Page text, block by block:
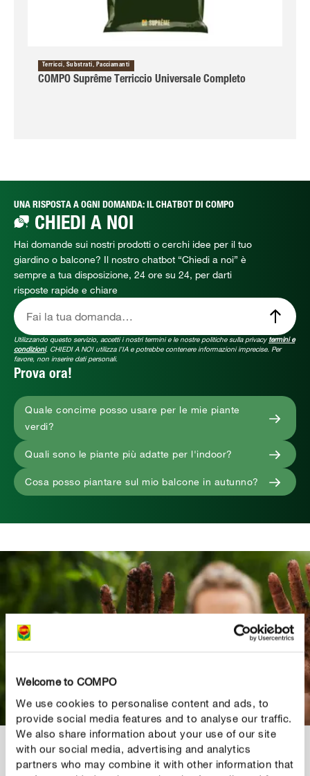
Welcome to COMPO
We use cookies to personalise content and ads, to
provide social media features and to analyse our traffic.
We also share information about your use of our site
with our social media, advertising and analytics
partners who may combine it with other information that
Terricci, Substrati, Pacciamanti
COMPO Suprême Terriccio Universale Completo
UNA RISPOSTA A OGNI DOMANDA: IL CHATBOT DI COMPO
CHIEDI A NOI
Hai domande sui nostri prodotti o cerchi idee per il tuo
giardino o balcone? Il nostro chatbot “Chiedi a noi” è
sempre a tua disposizione, 24 ore su 24, per darti
risposte rapide e chiare
Fai la tua domanda…
Utilizzando questo servizio, accetti i nostri termini e le nostre politiche sulla privacy termini e
condizioni. CHIEDI A NOI utilizza l’IA e potrebbe contenere informazioni imprecise. Per
favore, non inserire dati personali.
Prova ora!
Quale concime posso usare per le mie piante
verdi?
Quali sono le piante più adatte per l'indoor?
Cosa posso piantare sul mio balcone in autunno?
COMPO BIO AQUA DEPOT - LA SOLUZIONE IN CASO
DI SICCITà